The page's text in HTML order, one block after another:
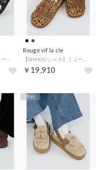
Rouge vif la cle
￥19,910
予約